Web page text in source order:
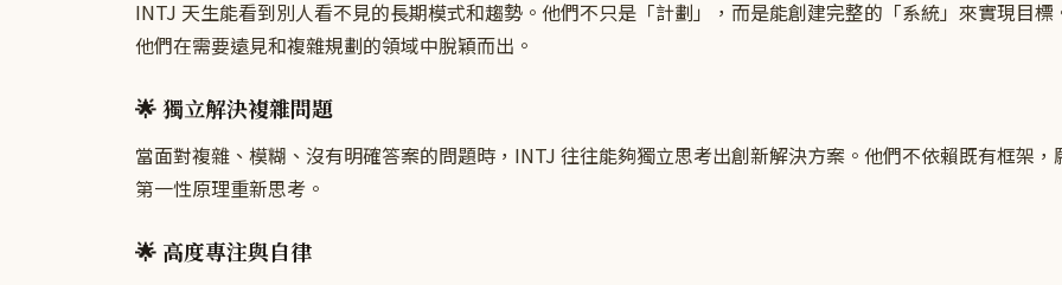
INTJ 天生能看到別人看不見的長期模式和趨勢。他們不只是「計劃」，而是能創建完整的「系統」來實現目標
他們在需要遠見和複雜規劃的領域中脫穎而出。
🌟 獨立解決複雜問題
當面對複雜、模糊、沒有明確答案的問題時，INTJ 往往能夠獨立思考出創新解決方案。他們不依賴既有框架，
第一性原理重新思考。
🌟 高度專注與自律